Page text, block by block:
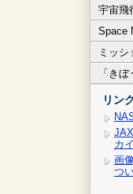
宇宙飛
Space
ミッシ
「き
リン
カ
画
つ